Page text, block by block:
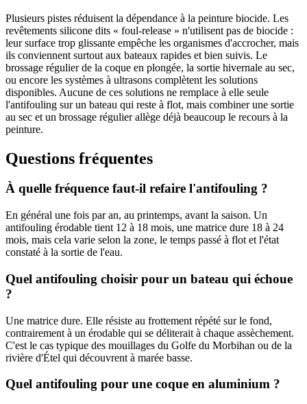
Plusieurs pistes réduisent la dépendance à la peinture biocide. Les
revêtements silicone dits « foul-release » n'utilisent pas de biocide :
leur surface trop glissante empêche les organismes d'accrocher, mais
ils conviennent surtout aux bateaux rapides et bien suivis. Le
brossage régulier de la coque en plongée, la sortie hivernale au sec,
ou encore les systèmes à ultrasons complètent les solutions
disponibles. Aucune de ces solutions ne remplace à elle seule
l'antifouling sur un bateau qui reste à flot, mais combiner une sortie
au sec et un brossage régulier allège déjà beaucoup le recours à la
peinture.
Questions fréquentes
À quelle fréquence faut-il refaire l'antifouling ?
En général une fois par an, au printemps, avant la saison. Un
antifouling érodable tient 12 à 18 mois, une matrice dure 18 à 24
mois, mais cela varie selon la zone, le temps passé à flot et l'état
constaté à la sortie de l'eau.
Quel antifouling choisir pour un bateau qui échoue
?
Une matrice dure. Elle résiste au frottement répété sur le fond,
contrairement à un érodable qui se déliterait à chaque assèchement.
C'est le cas typique des mouillages du Golfe du Morbihan ou de la
rivière d'Étel qui découvrent à marée basse.
Quel antifouling pour une coque en aluminium ?